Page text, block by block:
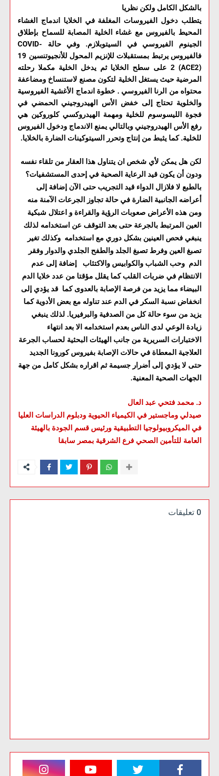
بالشكل الكامل ولكن نظريا
يتطلب دخول الفيروسات المغلفة في الخلايا اندماج الغشاء
المحيط بالفيروس مع غشاء الخلية المصابة للسماح بإطلاق
الجينوم الفيروسي في السيتوبلازم. وفي حالة
COVID-
19 فالفيروس يرتبط بمستقبلات للإنزيم المحول للأنجيوتنسين
2 (ACE2)
على سطح الخلايا ثم يدخل الخلية مكملا رحلته
المرضية حيث يستغل الخلية لتكون مصنع لاستنساخ ومضاعفة
محتواه من الرنا الفيروسي . خطوة اندماج الأغشية الفيروسية
والخلوية تحتاج إلى خفض الأس الهيدروجيني الحمضي في
فجوة الليسوسوم للخلية ومهمة الهيدروكسي كلوروكين هي
رفع الأس الهيدروجيني وبالتالي يمنع الاندماج ودخول الفيروس
للخلية. كما يثبط من إنتاج وتحرر السيتوكينات الضارة بالخلايا.
لكن هل يمكن لأي شخص ان يتناول هذا العقار من تلقاء نفسه
ودون أن يكون قيد الرعاية الصحية في إحدى المستشفيات؟
بالطبع لا فلازال الدواء قيد التجريب حتى الآن إضافة إلى
أعراضه الجانبية الضارة في حالة تجاوز الجرعات الآمنة منه
ومن هذه الأعراض صعوبات الرؤية والقراءة و اعتلال شبكية
العين المرتبط بالجرعة حتى بعد التوقف عن استخدامه لذلك
ينبغي فحص العينين بشكل دوري مع استخدامه وكذلك تغير
تصبغ العين وفرط تصبغ الجلد والطفح الجلدي والدوار وفقر
الدم وحب الشباب والكوابيس والاكتئاب إضافة إلى عدم
الانتظام في ضربات القلب كما يقلل مؤقتا من عدد خلايا الدم
البيضاء مما يزيد من فرصة الإصابة بالعدوى كما قد يؤدي إلى
انخفاض نسبة السكر في الدم عند تناوله مع بعض الأدوية كما
يزيد من سوء حالة كل من الصدفية والبرفيريا. لذلك ينبغي
زيادة الوعي لدى الناس بعدم استخدامه الا بعد انتهاء
الاختبارات السريرية من جانب الهيئات البحثية لحساب الجرعة
العلاجية المعطاة في حالات الإصابة بفيروس كورونا الجديد
حتى لا يؤدي إلى أضرار جسيمة ثم اقراره بشكل كامل من جهة
الجهات الصحية المعنية.
د. محمد فتحي عبد العال
صيدلي وماجستير في الكيمياء الحيوية ودبلوم الدراسات العليا
في الميكروبيولوجيا التطبيقية ورئيس قسم الجودة بالهيئة
العامة للتأمين الصحي فرع الشرقية بمصر سابقا
0 تعليقات